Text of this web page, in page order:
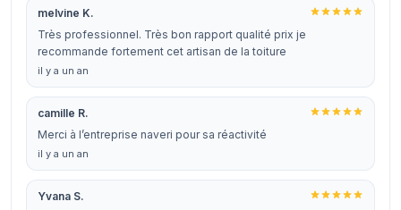
melvine K.
Très professionnel. Très bon rapport qualité prix je
recommande fortement cet artisan de la toiture
il y a un an
camille R.
Merci à l’entreprise naveri pour sa réactivité
il y a un an
Yvana S.